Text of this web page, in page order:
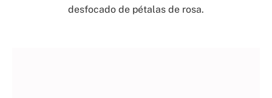
desfocado de pétalas de rosa.